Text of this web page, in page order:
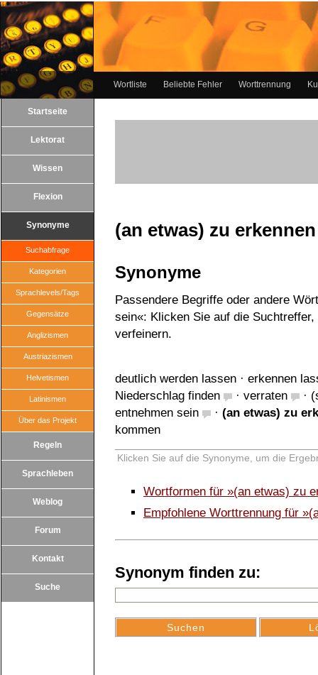
Wortliste Beliebte Fehler Worttrennung
Startseite
Lektorat
Wissen
Flexion
Synonyme
Suchabfrage
Kategorien
Sprachlevels/Tags
Gegensätze
Anglizismen
Austriazismen
Helvetismen
Latinismen
Über das Projekt
Regeln
Sprachleben
Weblog
Forum
Kontakt
Suche
(an etwas) zu
Synonyme
Passendere Begriffe oder andere
sein«: Klicken Sie auf die
verfeinern.
deutlich werden lassen · erkennen
Niederschlag finden
· verraten ·
entnehmen sein
· (an etwas) zu
kommen
Klicken Sie auf die Synonyme, um die
Wortformen für »(an etwas) zu
Empfohlene Worttrennung für
Synonym finden zu: